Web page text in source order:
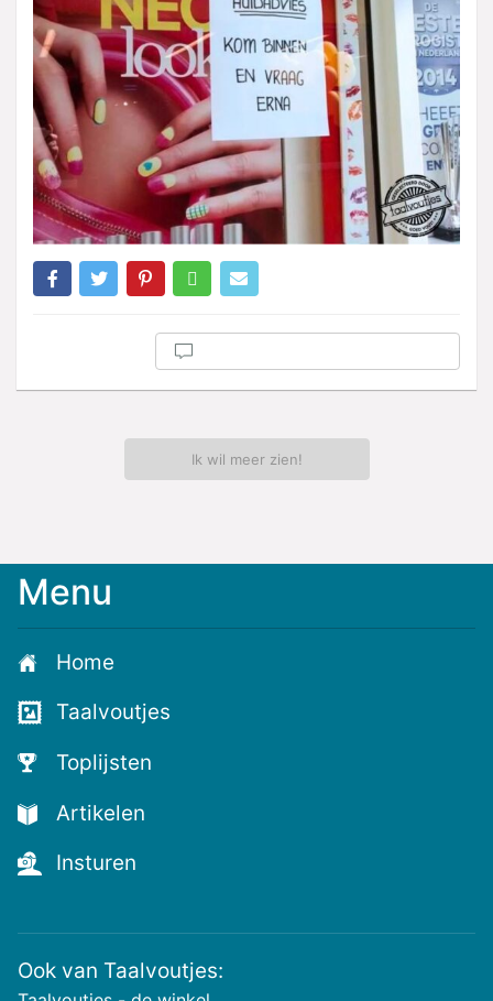
Ik wil meer zien!
Menu
Home
Taalvoutjes
Toplijsten
Artikelen
Insturen
Ook van Taalvoutjes: